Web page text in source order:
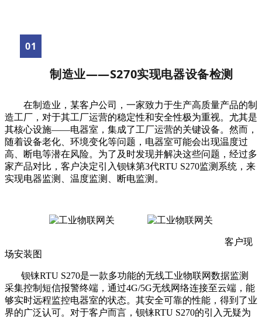
01
制造业——S270实现电器设备检测
在制造业，某客户公司，一家致力于生产高质量产品的制
造工厂，对于其工厂运营的稳定性和安全性极为重视。尤其是
其核心设施——电器室，集成了工厂运营的关键设备。然而，
随着设备老化、环境变化等问题，电器室可能会出现温度过
高、断电等潜在风险。为了及时发现并解决这些问题，经过多
家产品对比，客户决定引入钡铼第3代RTU S270监测系统，来
实现电器监测、温度监测、断电监测。
客户现
场安装图
钡铼RTU S270是一款多功能的无线工业物联网数据监测
采集控制短信报警终端，通过4G/5G无线网络连接至云端，能
够实时远程监控电器室的状态。其安全可靠的性能，得到了业
界的广泛认可。对于客户而言，钡铼RTU S270的引入无疑为